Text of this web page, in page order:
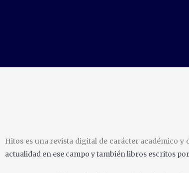
Hitos es una revista digital de carácter académico
actualidad en ese campo y también libros escritos